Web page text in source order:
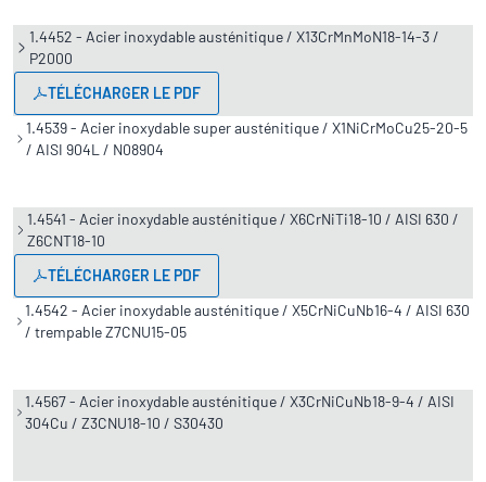
1.4452 - Acier inoxydable austénitique / X13CrMnMoN18-14-3 /
P2000
TÉLÉCHARGER LE PDF
1.4539 - Acier inoxydable super austénitique / X1NiCrMoCu25-20-5
/ AISI 904L / N08904
1.4541 - Acier inoxydable austénitique / X6CrNiTi18-10 / AISI 630 /
Z6CNT18-10
TÉLÉCHARGER LE PDF
1.4542 - Acier inoxydable austénitique / X5CrNiCuNb16-4 / AISI 630
/ trempable Z7CNU15-05
1.4567 - Acier inoxydable austénitique / X3CrNiCuNb18-9-4 / AISI
304Cu / Z3CNU18-10 / S30430